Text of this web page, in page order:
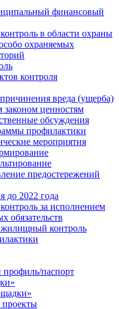
финансовый
в области охраны
охраняемых
контроля
вреда (ущерба)
законом ценностям
обсуждения
профилактики
мероприятия
предостережений
до 2022 года
за исполнением
обязательств
контроль
паспорт